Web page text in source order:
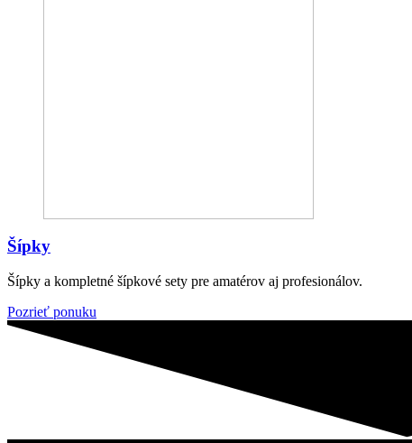
Šípky
Šípky a kompletné šípkové sety pre amatérov aj profesionálov.
Pozrieť ponuku